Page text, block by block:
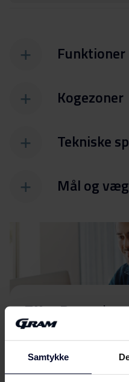
Samtykke
Funktioner
Kogezoner
Tekniske
Mål og
Filer
Energimærkning
Energilabel